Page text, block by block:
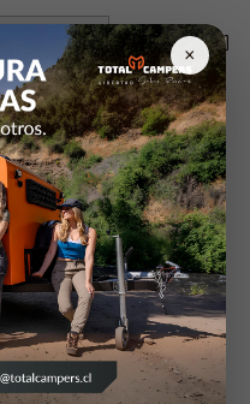
×
estanques
análogos